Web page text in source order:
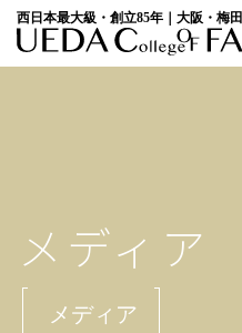
西日本最大級・創立85年｜大阪・梅田
メディア
メディア